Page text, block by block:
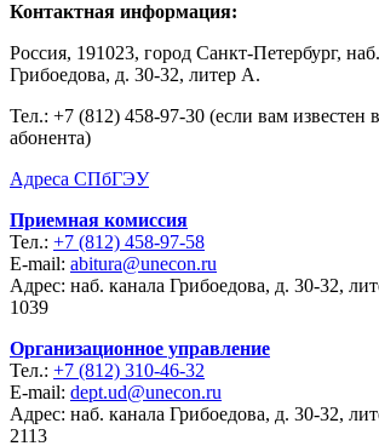
Контактная информация:
Россия, 191023, город Санкт-Петербург,
Грибоедова, д. 30-32, литер А.
Тел.: +7 (812) 458-97-30 (если вам известен
абонента)
Адреса СПбГЭУ
Приемная комиссия
Тел.: +7 (812) 458-97-58
E-mail: abitura@unecon.ru
Адрес: наб. канала Грибоедова, д. 30-32,
1039
Организационное управление
Тел.: +7 (812) 310-46-32
E-mail: dept.ud@unecon.ru
Адрес: наб. канала Грибоедова, д. 30-32,
2113